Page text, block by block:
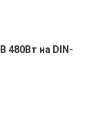
480Вт на DIN-